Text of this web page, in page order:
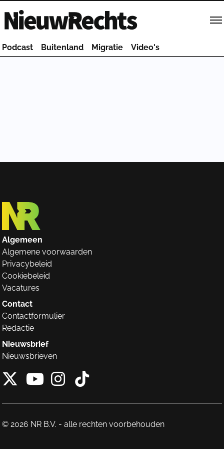
Homepage van NieuwRechts
Podcast Buitenland Migratie Video's
Algemeen
Algemene voorwaarden
Privacybeleid
Cookiebeleid
Vacatures
Contact
Contactformulier
Redactie
Nieuwsbrief
Nieuwsbrieven
X van NieuwRechts
Instagram van
Tiktok van
© 2026 NR B.V. - alle rechten voorbehouden